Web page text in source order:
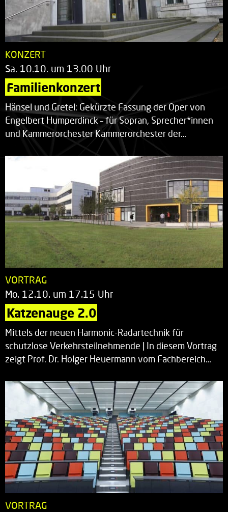
KONZERT
Sa. 10.10. um 13.00 Uhr
Familienkonzert
Hänsel und Gretel: Gekürzte Fassung der Oper von
Engelbert Humperdinck – für Sopran, Sprecher*innen
und Kammerorchester Kammerorchester der…
VORTRAG
Mo. 12.10. um 17.15 Uhr
Katzenauge 2.0
Mittels der neuen Harmonic-Radartechnik für
schutzlose Verkehrsteilnehmende | In diesem Vortrag
zeigt Prof. Dr. Holger Heuermann vom Fachbereich…
VORTRAG